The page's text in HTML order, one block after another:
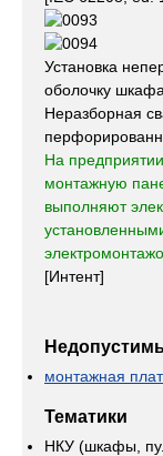
Установка
оболочку шкафа
Неразборная
На
монтажную
выполняют
[Интент]
монтажная
Тематики
НКУ (шкафы,